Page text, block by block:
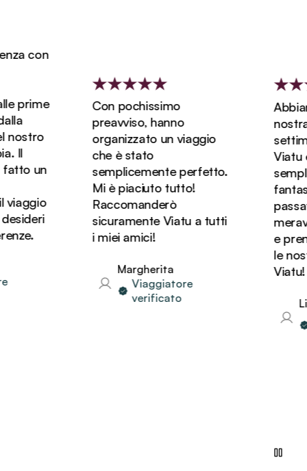
con
prime
Il
un
Con pochissimo
preavviso, hanno
organizzato un viaggio
che è stato
semplicemente perfetto.
Mi è piaciuto tutto!
Raccomanderò
sicuramente Viatu a tutti
i miei amici!
Margherita
Viaggiatore
verificato
nostra
Viatu
e
le
Viatu!